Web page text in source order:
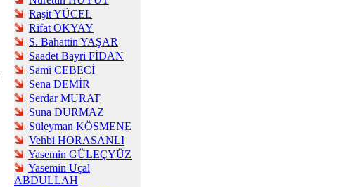
Raşit YÜCEL
Rifat OKYAY
S. Bahattin YAŞAR
Saadet Bayri FİDAN
Sami CEBECİ
Sena DEMİR
Serdar MURAT
Suna DURMAZ
Süleyman KÖSMENE
Vehbi HORASANLI
Yasemin GÜLEÇYÜZ
Yasemin Uçal
ABDULLAH